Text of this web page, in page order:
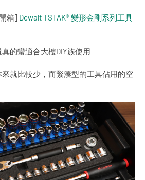
箱] Dewalt TSTAK® 變形金剛系列工具
的蠻適合大樓DIY族使用
就比較少，而緊湊型的工具佔用的空